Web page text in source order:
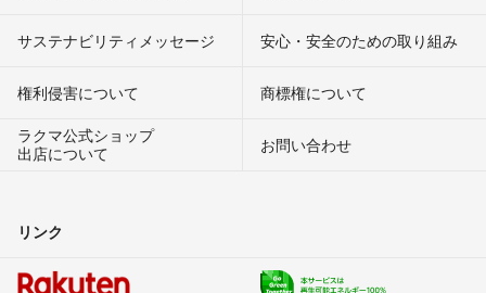
サステナビリティメッセージ 安心・安全のための取り組み
権利侵害について
商標権について
ラクマ公式ショップ
出店について
お問い合わせ
リンク